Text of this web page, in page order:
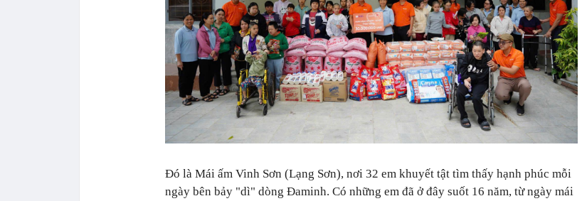
Đó là Mái ấm Vinh Sơn (Lạng Sơn), nơi 32 em khuyết tật tìm thấy hạnh phúc mỗi
ngày bên bảy "dì" dòng Đaminh. Có những em đã ở đây suốt 16 năm, từ ngày mái